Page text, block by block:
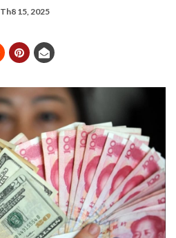
Th8 15, 2025